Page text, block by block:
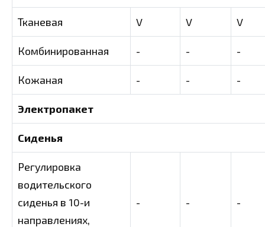
Тканевая V V V
Комбинированная - - -
Кожаная - - -
Электропакет
Сиденья
Регулировка
водительского
сиденья в 10-и
направлениях,
- - -